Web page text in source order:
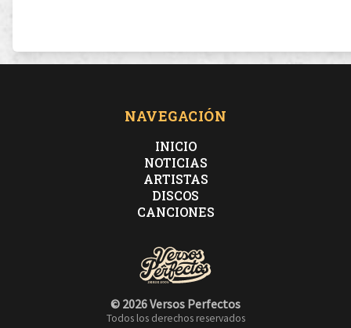
NAVEGACIÓN
INICIO
NOTICIAS
ARTISTAS
DISCOS
CANCIONES
© 2026 Versos Perfectos
Todos los derechos reservados